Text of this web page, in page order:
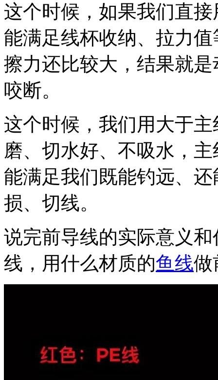
这个时候，如果我们直
能满足线杯收纳、拉力
擦力还比较大，结果就
咬断。
这个时候，我们用大于
磨、切水好、不吸水，
能满足我们既能钓远、
损、切线。
说完前导线的实际意义
线，用什么材质的鱼线做